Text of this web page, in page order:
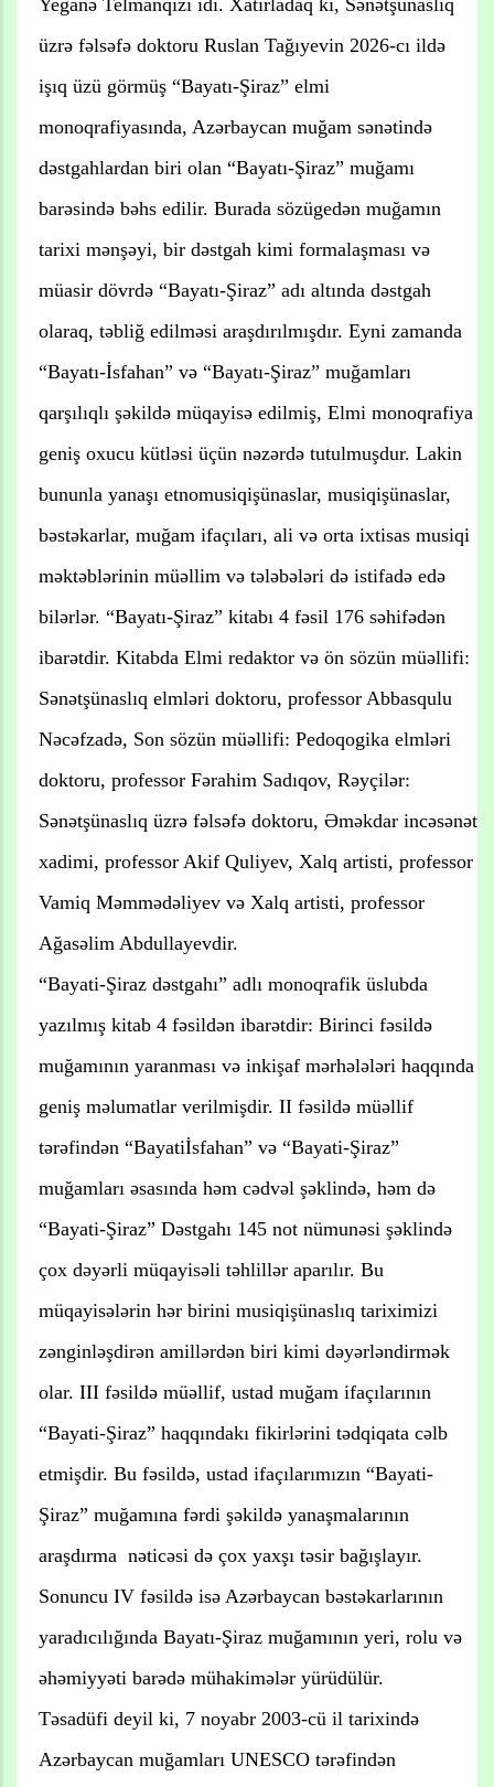
üzrə fəlsəfə doktoru Ruslan Tağıyevin 2026-cı ildə
işıq üzü görmüş “Bayatı-Şiraz” elmi
monoqrafiyasında, Azərbaycan muğam sənətində
dəstgahlardan biri olan “Bayatı-Şiraz” muğamı
barəsində bəhs edilir. Burada sözügedən muğamın
tarixi mənşəyi, bir dəstgah kimi formalaşması və
müasir dövrdə “Bayatı-Şiraz” adı altında dəstgah
olaraq, təbliğ edilməsi araşdırılmışdır. Eyni zamanda
“Bayatı-İsfahan” və “Bayatı-Şiraz” muğamları
qarşılıqlı şəkildə müqayisə edilmiş, Elmi monoqrafiya
geniş oxucu kütləsi üçün nəzərdə tutulmuşdur. Lakin
bununla yanaşı etnomusiqişünaslar, musiqişünaslar,
bəstəkarlar, muğam ifaçıları, ali və orta ixtisas musiqi
məktəblərinin müəllim və tələbələri də istifadə edə
bilərlər. “Bayatı-Şiraz” kitabı 4 fəsil 176 səhifədən
ibarətdir. Kitabda Elmi redaktor və ön sözün müəllifi:
Sənətşünaslıq elmləri doktoru, professor Abbasqulu
Nəcəfzadə, Son sözün müəllifi: Pedoqogika elmləri
doktoru, professor Fərahim Sadıqov, Rəyçilər:
Sənətşünaslıq üzrə fəlsəfə doktoru, Əməkdar incəsənət
xadimi, professor Akif Quliyev, Xalq artisti, professor
Vamiq Məmmədəliyev və Xalq artisti, professor
Ağasəlim Abdullayevdir.
“Bayati-Şiraz dəstgahı” adlı monoqrafik üslubda
yazılmış kitab 4 fəsildən ibarətdir: Birinci fəsildə
muğamının yaranması və inkişaf mərhələləri haqqında
geniş məlumatlar verilmişdir. II fəsildə müəllif
tərəfindən “Bayatiİsfahan” və “Bayati-Şiraz”
muğamları əsasında həm cədvəl şəklində, həm də
“Bayati-Şiraz” Dəstgahı 145 not nümunəsi şəklində
çox dəyərli müqayisəli təhlillər aparılır. Bu
müqayisələrin hər birini musiqişünaslıq tariximizi
zənginləşdirən amillərdən biri kimi dəyərləndirmək
olar. III fəsildə müəllif, ustad muğam ifaçılarının
“Bayati-Şiraz” haqqındakı fikirlərini tədqiqata cəlb
etmişdir. Bu fəsildə, ustad ifaçılarımızın “Bayati-
Şiraz” muğamına fərdi şəkildə yanaşmalarının
araşdırma nəticəsi də çox yaxşı təsir bağışlayır.
Sonuncu IV fəsildə isə Azərbaycan bəstəkarlarının
yaradıcılığında Bayatı-Şiraz muğamının yeri, rolu və
əhəmiyyəti barədə mühakimələr yürüdülür.
Təsadüfi deyil ki, 7 noyabr 2003-cü il tarixində
Azərbaycan muğamları UNESCO tərəfindən